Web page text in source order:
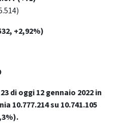
+2,92%)
di oggi 12 gennaio 2022 in
10.777.214 su 10.741.105